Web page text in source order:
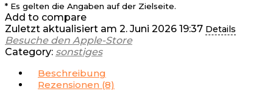
* Es gelten die Angaben auf der Zielseite.
Add to compare
Zuletzt aktualisiert am 2. Juni 2026 19:37 Details
Besuche den Apple-Store
Category: sonstiges
Beschreibung
Rezensionen (8)